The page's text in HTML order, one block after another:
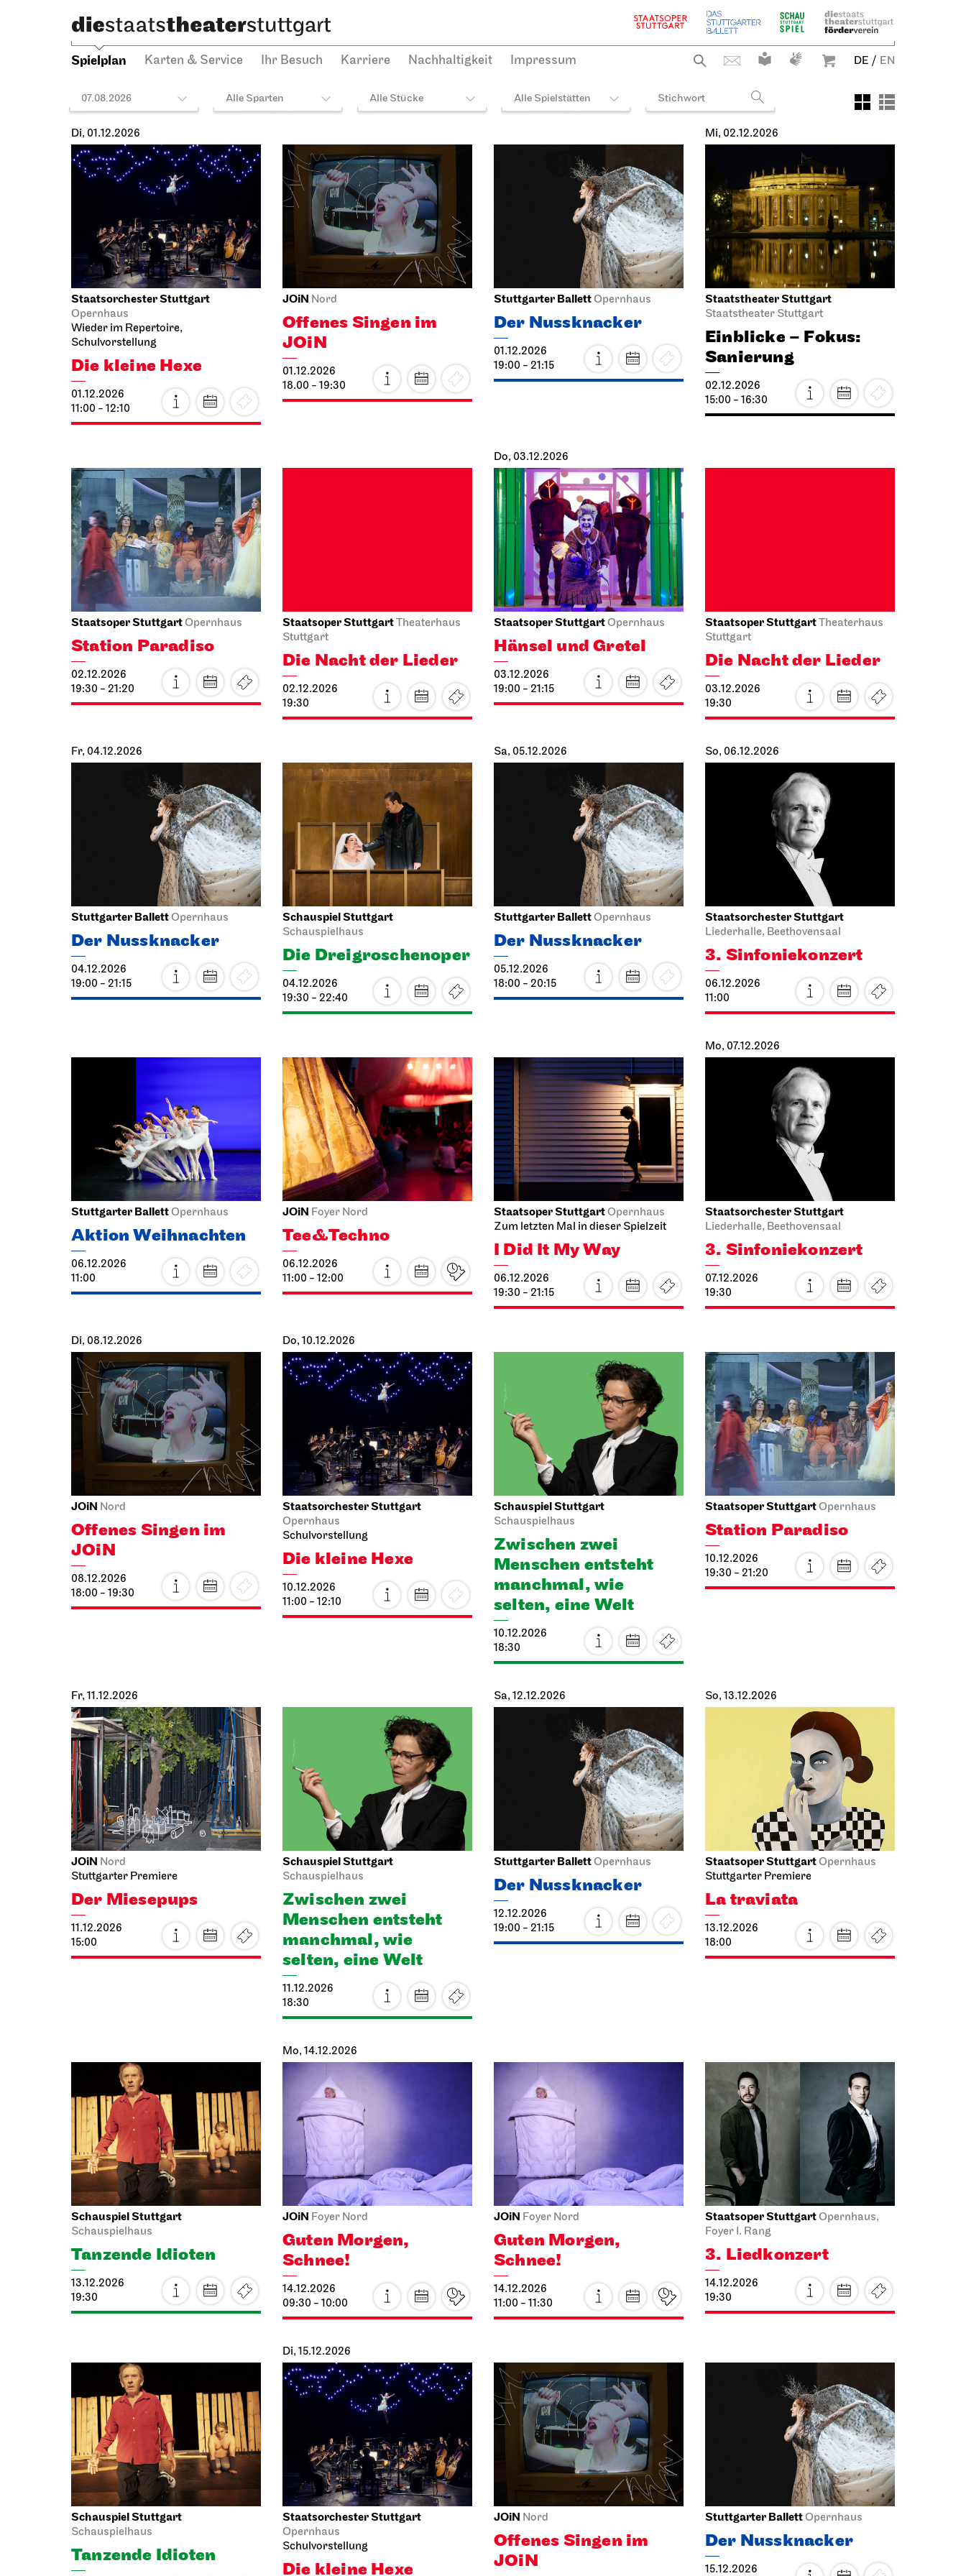
Spielplan
Spielplan Karten & Service Ihr Besuch Karriere Nachhaltigkeit Impressum
DE/ EN
Der Nussknacker
30.11.2026
19:00 - 21:15
Staatsorchester Stuttgart
Opernhaus
Wieder im Repertoire,
Schulvorstellung
Die kleine Hexe
01.12.2026
11:00 - 12:10
JOiN Nord
Offenes Singen im
JOiN
01.12.2026
18.00 - 19:30
Stuttgarter Ballett Opernhaus
Der Nussknacker
01.12.2026
19:00 - 21:15
Mi, 02.12.2026
Staatstheater Stuttgart
Staatstheater Stuttgart
Einblicke – Fokus:
Sanierung
02.12.2026
15:00 - 16:30
Staatsoper StuttgartOpernhaus
Station Paradiso
02.12.2026
19:30 - 21:20
Stuttgart
Die Nacht der Lieder
02.12.2026
19:30
Staatsoper StuttgartOpernhaus
Hänsel und Gretel
03.12.2026
19:00 - 21:15
Stuttgart
Die Nacht der Lieder
03.12.2026
19:30
Stuttgarter Ballett Opernhaus
Der Nussknacker
04.12.2026
19:00 - 21:15
Schauspiel Stuttgart
Schauspielhaus
Die Drei­groschen­oper
04.12.2026
19:30 - 22:40
Stuttgarter Ballett Opernhaus
Der Nussknacker
05.12.2026
18:00 - 20:15
Staatsorchester Stuttgart
Liederhalle, Beethovensaal
3. Sinfonie­konzert
06.12.2026
11:00
Stuttgarter BallettOpernhaus
Aktion Weihnachten
06.12.2026
11:00
JOiN Foyer Nord
Tee&Techno
06.12.2026
11:00 - 12:00
Staatsoper Stuttgart
Opernhaus
Zum letzten Mal in dieser Spielzeit
I Did It My Way
06.12.2026
19:30 - 21:15
Staatsorchester Stuttgart
Liederhalle, Beethovensaal
3. Sinfonie­konzert
07.12.2026
19:30
JOiN Nord
Offenes Singen im
JOiN
08.12.2026
18:00 - 19:30
Staatsorchester Stuttgart
Opernhaus
Schulvorstellung
Die kleine Hexe
10.12.2026
11:00 - 12:10
Schauspiel Stuttgart
Schauspielhaus
Zwischen zwei
Menschen ent­steht
manch­mal, wie
selten, eine Welt
10.12.2026
18:30
Staatsoper StuttgartOpernhaus
Station Paradiso
10.12.2026
19:30 - 21:20
JOiNNord
Stuttgarter Premiere
Der Miesepups
11.12.2026
15:00
Schauspiel Stuttgart
Schauspielhaus
Zwischen zwei
Menschen ent­steht
manch­mal, wie
selten, eine Welt
11.12.2026
18:30
Stuttgarter Ballett Opernhaus
Der Nussknacker
12.12.2026
19:00 - 21:15
Staatsoper Stuttgart
Opernhaus
Stuttgarter Premiere
La traviata
13.12.2026
18:00
Schauspiel Stuttgart
Schauspielhaus
Tanzende Idioten
13.12.2026
19:30
JOiNFoyer Nord
Guten Morgen,
Schnee!
14.12.2026
09:30 - 10:00
JOiNFoyer Nord
Guten Morgen,
Schnee!
14.12.2026
11:00 - 11:30
Staatsoper Stuttgart
Opernhaus,
Foyer I. Rang
3. Lied­konzert
14.12.2026
19:30
Schauspiel Stuttgart
Schauspielhaus
Tanzende Idioten
14.12.2026
19:30
Staatsorchester Stuttgart
Opernhaus
Schulvorstellung
Die kleine Hexe
15.12.2026
JOiN Nord
Offenes Singen im
JOiN
15.12.2026
Stuttgarter Ballett Opernhaus
Der Nussknacker
15.12.2026
19:00 - 21:15